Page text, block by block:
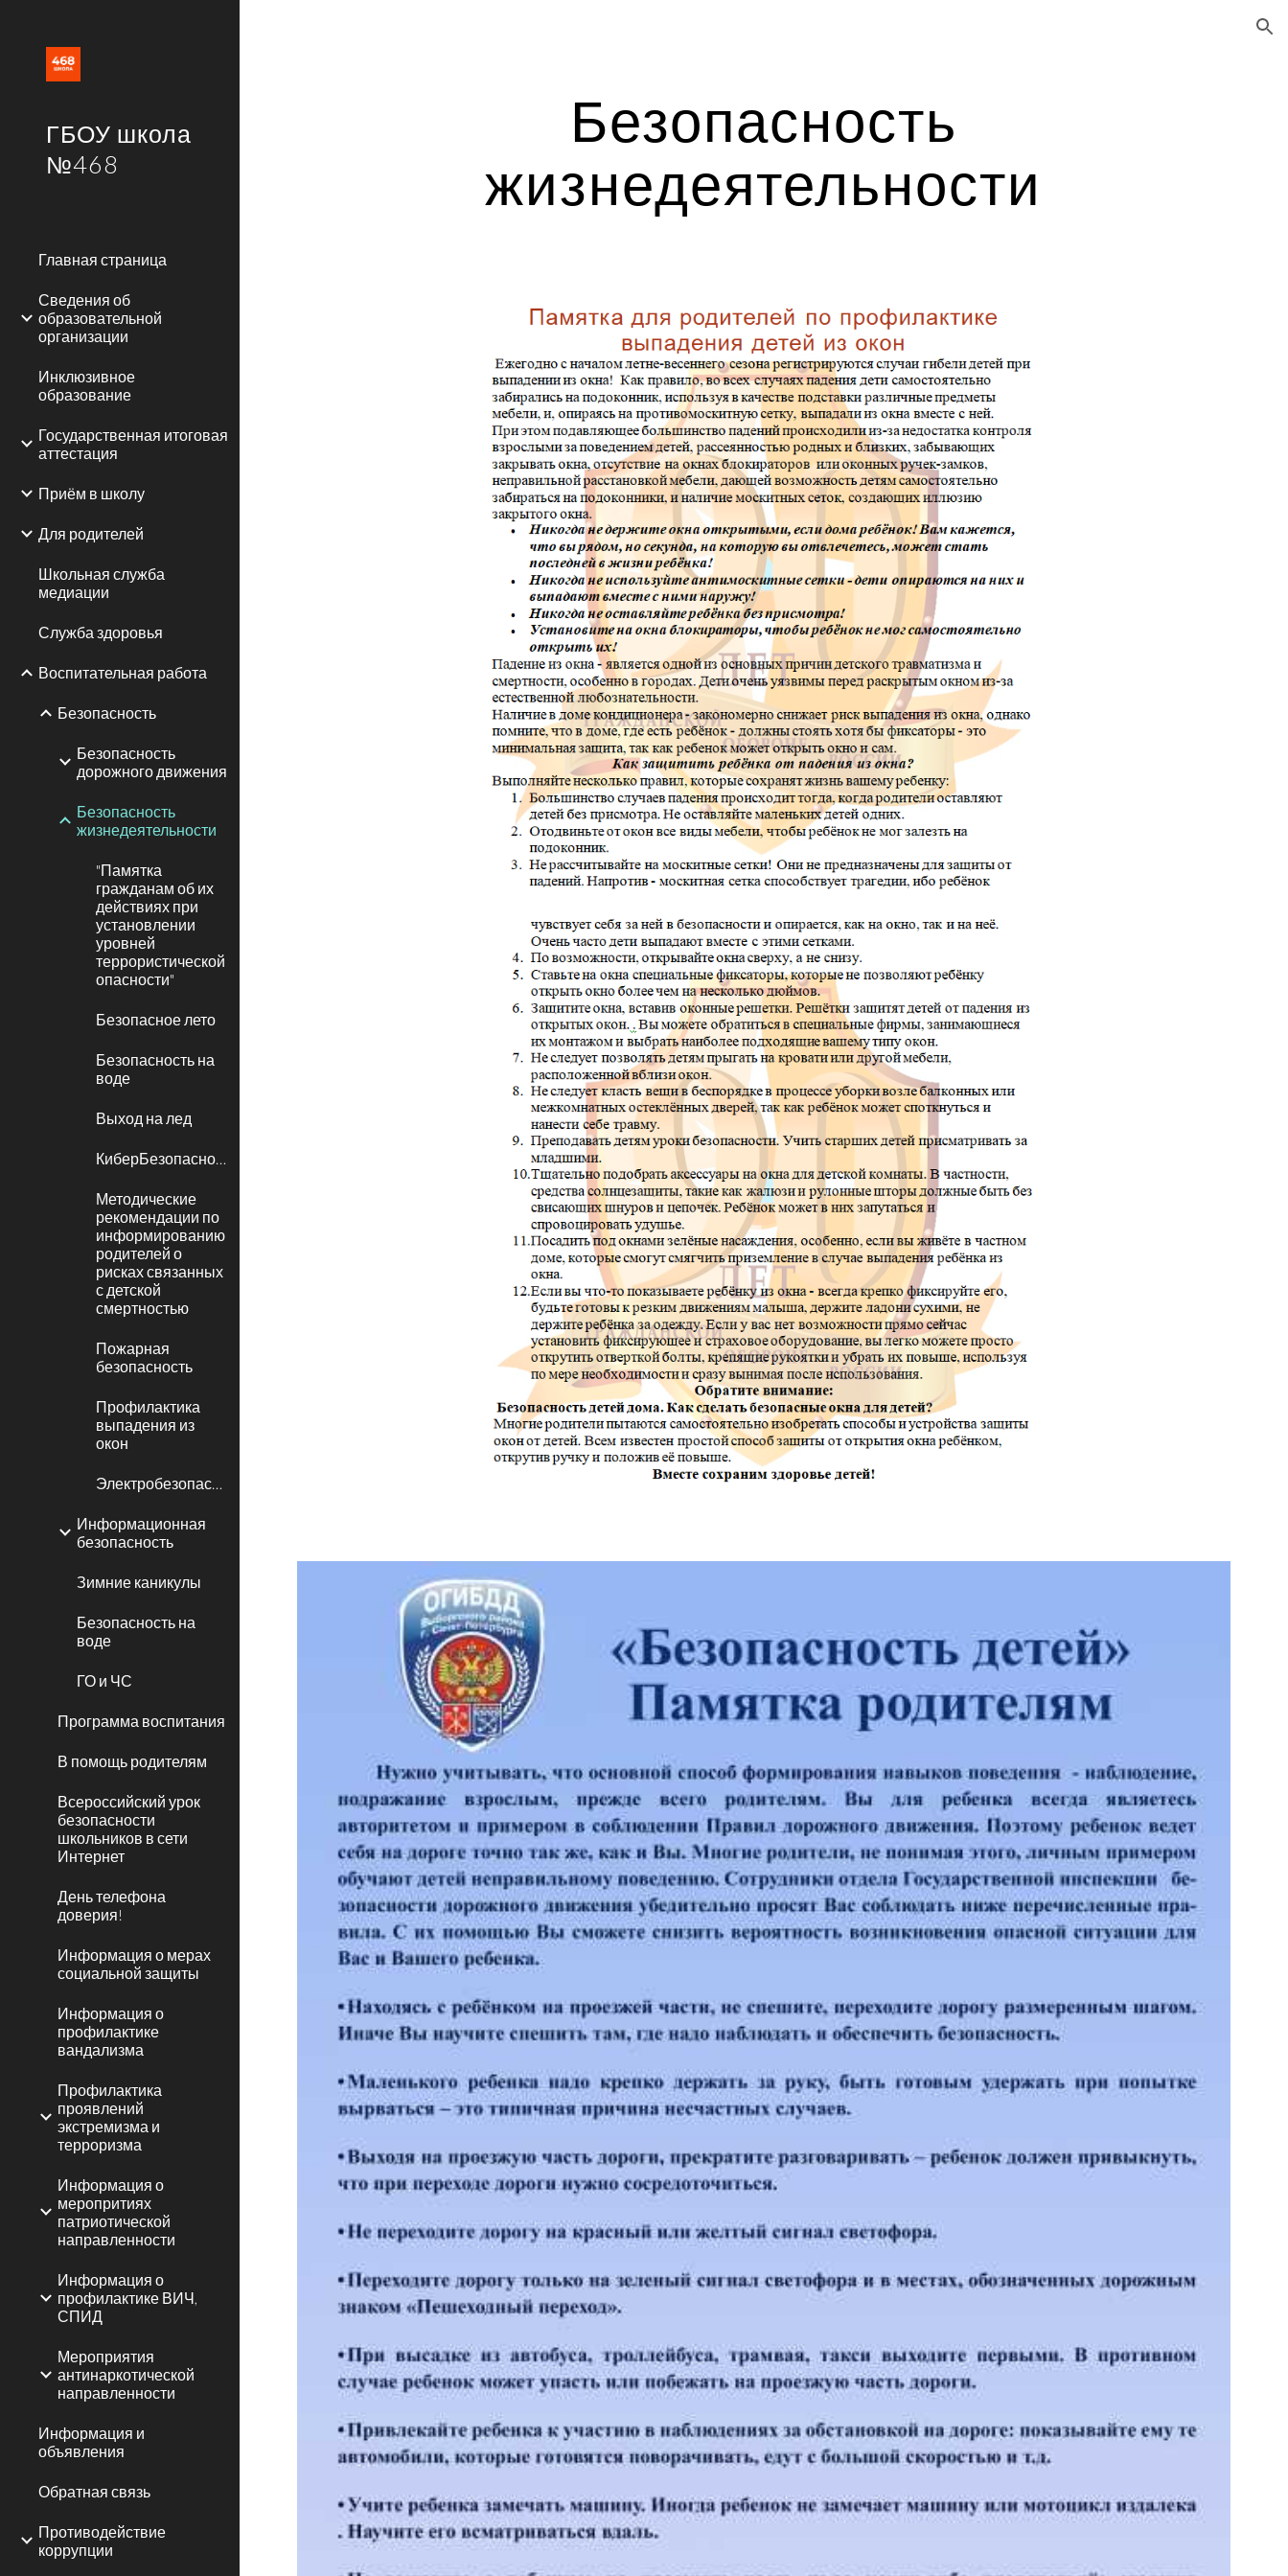
ГБОУ школа
№468
Главная страница
Сведения об
образовательной
организации
Инклюзивное
образование
Государственная итоговая
аттестация
Приём в школу
Для родителей
Школьная служба
медиации
Служба здоровья
Воспитательная работа
Безопасность
Безопасность
дорожного движения
Безопасность
жизнедеятельности
"Памятка
гражданам об их
действиях при
установлении
уровней
террористической
опасности"
Безопасное лето
Безопасность на
воде
Выход на лед
КиберБезопасность
Методические
рекомендации по
информированию
родителей о
рисках связанных
с детской
смертностью
Пожарная
безопасность
Профилактика
выпадения из
окон
Электробезопасность
Информационная
безопасность
Зимние каникулы
Безопасность на
воде
ГО и ЧС
Программа воспитания
В помощь родителям
Всероссийский урок
безопасности
школьников в сети
Интернет
День телефона
доверия!
Информация о мерах
социальной защиты
Информация о
профилактике
вандализма
Профилактика
проявлений
экстремизма и
терроризма
Информация о
меропритиях
патриотической
направленности
Информация о
профилактике ВИЧ,
СПИД
Мероприятия
антинаркотической
направленности
Информация и
объявления
Обратная связь
Противодействие
коррупции
Безопасность
жизнедеятельности